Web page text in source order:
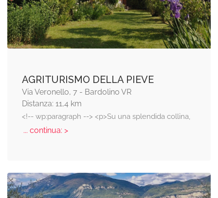
AGRITURISMO DELLA PIEVE
Via Veronello, 7 - Bardolino VR
Distanza: 11,4 km
<!-- wp:paragraph --> <p>Su una splendida collina,
... continua: >